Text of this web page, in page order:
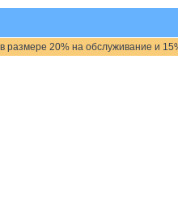
размере 20% на обслуживание и